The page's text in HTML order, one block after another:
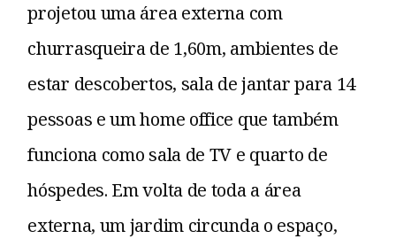
projetou uma área externa com
churrasqueira de 1,60m, ambientes de
estar descobertos, sala de jantar para 14
pessoas e um home office que também
funciona como sala de TV e quarto de
hóspedes. Em volta de toda a área
externa, um jardim circunda o espaço,